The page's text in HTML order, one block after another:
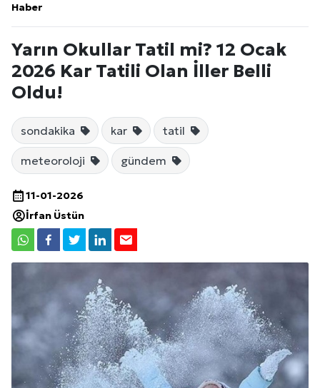
Haber
Yarın Okullar Tatil mi? 12 Ocak
2026 Kar Tatili Olan İller Belli
Oldu!
sondakika kar tatil
meteoroloji gündem
11-01-2026
İrfan Üstün